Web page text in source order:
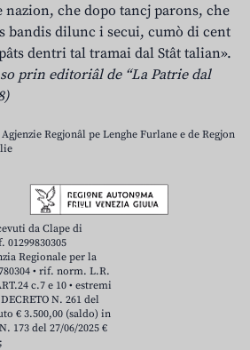
che dopo tancj parons, che
bandis dilunc i secui, cumò di cent
dentri tal tramai dal Stât talian».
prin editoriâl de “La Patrie dal
Regjonâl pe Lenghe Furlane e de Regjon
da Clape di
Regionale per la
• rif. norm. L.R.
c.7 e 10 • estremi
N. 261 del
€ 3.500,00 (saldo) in
173 del 27/06/2025 €